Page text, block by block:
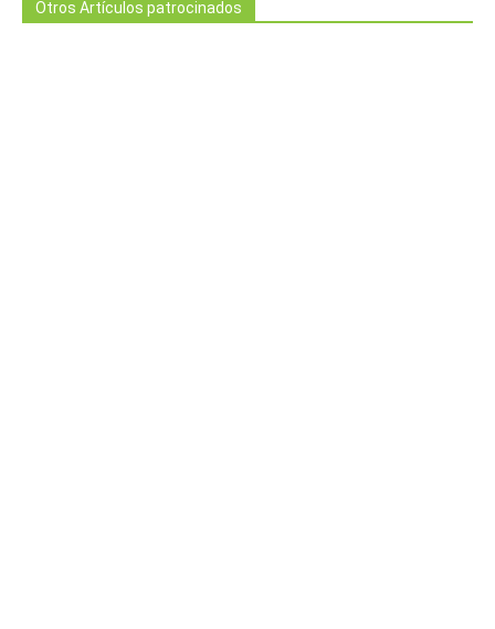
Otros Artículos patrocinados